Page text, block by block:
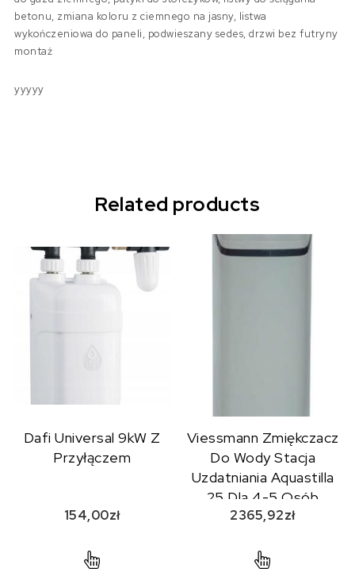
betonu, zmiana koloru z ciemnego na jasny, listwa
wykończeniowa do paneli, podwieszany sedes, drzwi bez futryny
montaż
yyyyy
Related products
Dafi Universal 9kW Z
Przyłączem
154,00zł
Viessmann Zmiękczacz
Do Wody Stacja
Uzdatniania Aquastilla
25 Dla 4-5 Osób
(7691892)
2365,92zł